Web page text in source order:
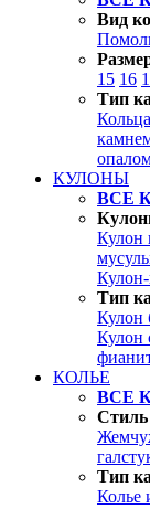
Вид
15 16
Тип
КУЛОНЫ
ВСЕ
Кулон
Тип
Кулон
Кулон
КОЛЬЕ
ВСЕ
Стиль
Тип
Колье